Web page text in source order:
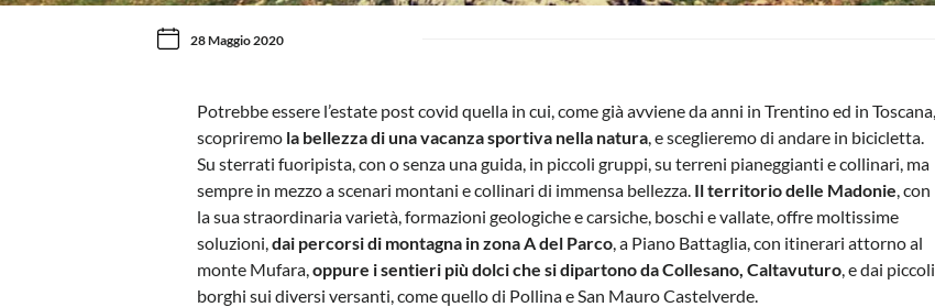
28 Maggio 2020
Potrebbe essere l’estate post covid quella in cui, come già avviene da anni in Trentino ed in Toscana,
scopriremo la bellezza di una vacanza sportiva nella natura , e sceglieremo di andare in bicicletta.
Su sterrati fuoripista, con o senza una guida, in piccoli gruppi, su terreni pianeggianti e collinari, ma
sempre in mezzo a scenari montani e collinari di immensa bellezza. Il territorio delle Madonie , con
la sua straordinaria varietà, formazioni geologiche e carsiche, boschi e vallate, offre moltissime
soluzioni,dai percorsi di montagna in zona A del Parco , a Piano Battaglia, con itinerari attorno al
monte Mufara,oppure i sentieri più dolci che si dipartono da Collesano, Caltavuturo , e dai piccoli
borghi sui diversi versanti, come quello di Pollina e San Mauro Castelverde.